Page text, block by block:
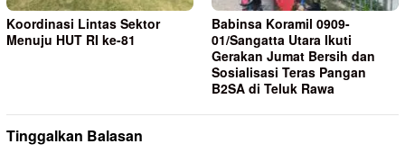
Koordinasi Lintas Sektor
Menuju HUT RI ke-81
Babinsa Koramil 0909-
01/Sangatta Utara Ikuti
Gerakan Jumat Bersih dan
Sosialisasi Teras Pangan
B2SA di Teluk Rawa
Tinggalkan Balasan